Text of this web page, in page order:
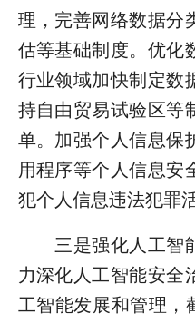
理，完善网络数据分
估等基础制度。优化
行业领域加快制定数
持自由贸易试验区等
单。加强个人信息保
用程序等个人信息安
犯个人信息违法犯罪活
三是强化人工智
力深化人工智能安全
工智能发展和管理，